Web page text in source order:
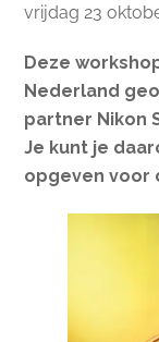
vrijdag 23
Deze
Nederland
partner Nikon
Je kunt je
opgeven voor